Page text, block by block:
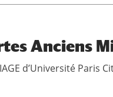
Anciens
d’Université Paris